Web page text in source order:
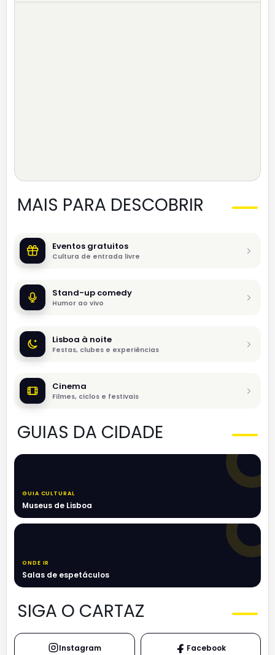
MAIS PARA DESCOBRIR
Eventos gratuitos
Cultura de entrada livre
Stand-up comedy
Humor ao vivo
Lisboa à noite
Festas, clubes e experiências
Cinema
Filmes, ciclos e festivais
GUIAS DA CIDADE
GUIA CULTURAL
Museus de Lisboa
ONDE IR
Salas de espetáculos
SIGA O CARTAZ
Instagram Facebook